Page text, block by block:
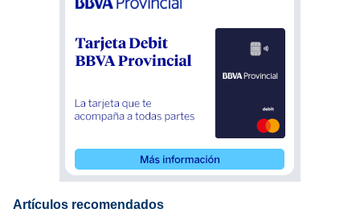
Artículos recomendados